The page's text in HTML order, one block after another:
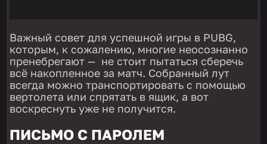
Важный совет для успешной игры в PUBG,
которым, к сожалению, многие неосознанно
пренебрегают — не стоит пытаться сберечь
всё накопленное за матч. Собранный лут
всегда можно транспортировать с помощью
вертолета или спрятать в ящик, а вот
воскреснуть уже не получится.
ПИСЬМО С ПАРОЛЕМ